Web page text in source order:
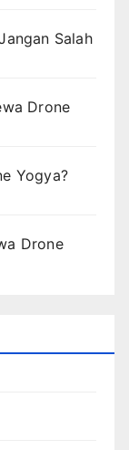
Salah
Drone
Yogya?
Drone